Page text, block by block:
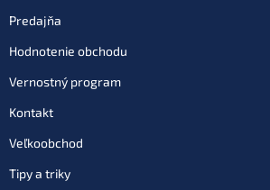
Predajňa
Hodnotenie obchodu
Vernostný program
Kontakt
Veľkoobchod
Tipy a triky